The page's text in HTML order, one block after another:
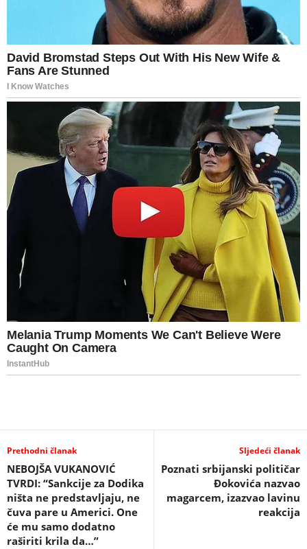
Prethodni članak
NEBOJŠA VUKANOVIĆ
TVRDI: “Sankcije za Dodika
ništa ne predstavljaju, ne
čuva pare u Americi. One
će mu samo dodatno
raširiti krila da…”
Sljedeći članak
Poznati srbijanski političar
Đokovića nazvao
magarcem, izazvao lavinu
reakcija